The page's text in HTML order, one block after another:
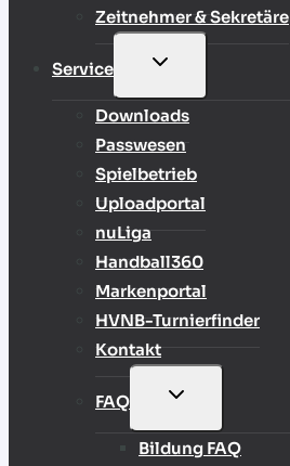
Zeitnehmer & Sekretäre
Service
UNTERMENÜ
Downloads
Passwesen
Spielbetrieb
Uploadportal
nuLiga
Handball360
Markenportal
HVNB-Turnierfinder
Kontakt
FAQ
UNTERMENÜ
Bildung FAQ